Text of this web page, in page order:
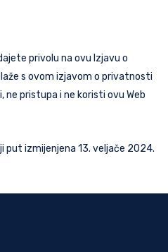
privolu na ovu Izjavu o
s ovom izjavom o privatnosti
ne pristupa i ne koristi ovu Web
put izmijenjena 13. veljače 2024.